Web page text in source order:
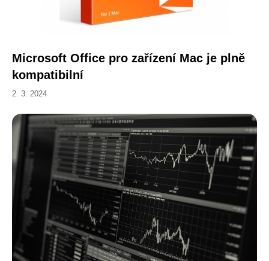
Microsoft Office pro zařízení Mac je plně
kompatibilní
2. 3. 2024